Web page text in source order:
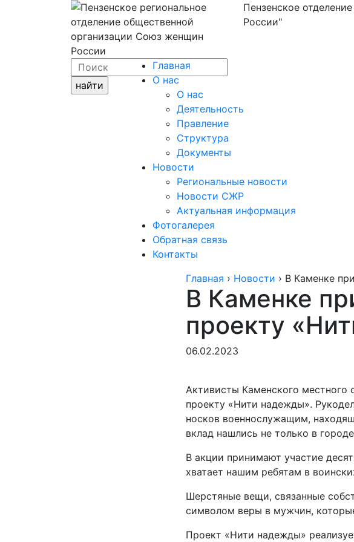
Пензенское
России"
Главная
О нас
О нас
Деятельность
Правление
Структура
Документы
Новости
Региональные новости
Новости СЖР
Актуальная информация
Фотогалерея
Обратная связь
Контакты
Главная › Новости › В Каменке
В Каменке
проекту
06.02.2023
Активисты Каменского
проекту «Нити надежды».
носков военнослужащим,
вклад нашлись не только в
В акции принимают участие
хватает нашим ребятам в
Шерстяные вещи, связанные
символом веры в мужчин,
Проект «Нити надежды»